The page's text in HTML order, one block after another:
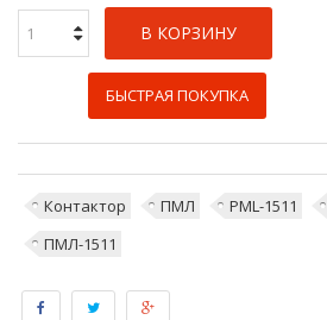
В КОРЗИНУ
БЫСТРАЯ ПОКУПКА
Контактор ПМЛ PML-1511
ПМЛ-1511